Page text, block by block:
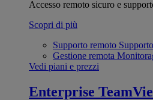
Accesso remoto sicuro e
Scopri di più
Supporto remoto
Gestione remota
Vedi piani e prezzi
Enterprise